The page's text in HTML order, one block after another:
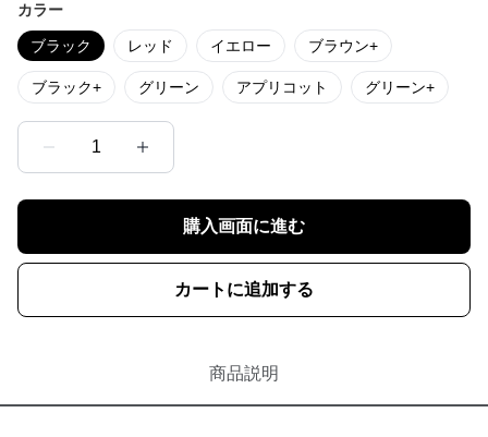
カラー
ブラック レッド イエロー ブラウン+
ブラック+ グリーン アプリコット グリーン+
1
購入画面に進む
カートに追加する
商品説明